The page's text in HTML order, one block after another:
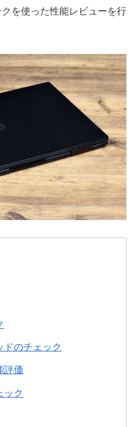
を使った性能レビューを行
ドのチェック
評価
ック